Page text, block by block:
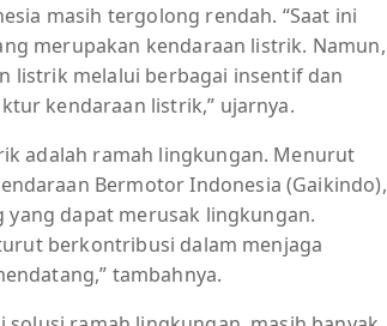
masih tergolong rendah. “Saat ini
merupakan kendaraan listrik. Namun,
listrik melalui berbagai insentif dan
kendaraan listrik,” ujarnya.
adalah ramah lingkungan. Menurut
Bermotor Indonesia (Gaikindo),
dapat merusak lingkungan.
berkontribusi dalam menjaga
tambahnya.